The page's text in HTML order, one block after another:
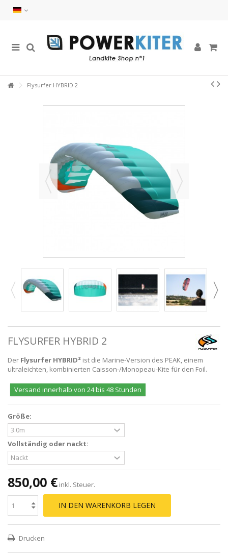
Flysurfer HYBRID 2
FLYSURFER HYBRID 2
Der Flysurfer HYBRID² ist die Marine-Version des PEAK, einem
ultraleichten, kombinierten Caisson-/Monopeau-Kite für den Foil.
Versand innerhalb von 24 bis 48 Stunden
Größe:
Vollständig oder nackt:
850,00 € inkl. Steuer.
IN DEN WARENKORB LEGEN
Drucken